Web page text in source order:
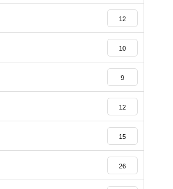
12
10
9
12
15
26